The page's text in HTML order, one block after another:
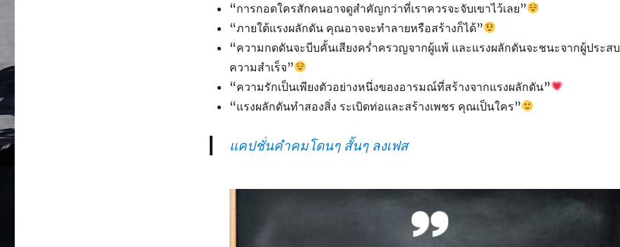
“การกอดใครสักคนอาจดูสำคัญกว่าที่เราควรจะจับเขาไว้เลย”
“ภายใต้แรงผลักดัน คุณอาจจะทำลายหรือสร้างก็ได้”
“ความกดดันจะบีบคั้นเสียงคร่ำครวญจากผู้แพ้ และแรงผลักดันจะชนะจากผู้ประสบ
ความสำเร็จ”
“ความรักเป็นเพียงตัวอย่างหนึ่งของอารมณ์ที่สร้างจากแรงผลักดัน”
“แรงผลักดันทำสองสิ่ง ระเบิดท่อและสร้างเพชร คุณเป็นใคร”
แคปชั่นคำคมโดนๆ สั้นๆ ลงเฟส